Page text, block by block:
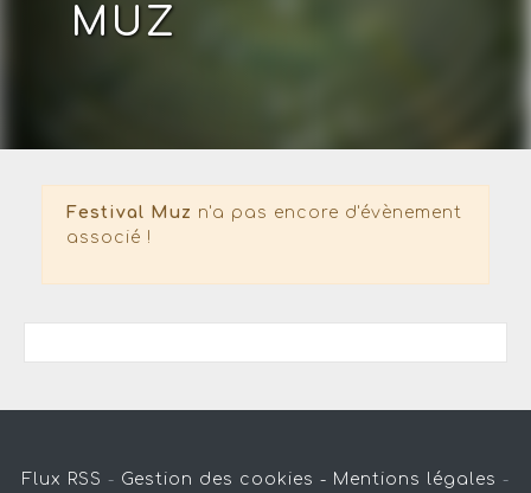
MUZ
Festival Muz n'a pas encore d'évènement
associé !
Flux RSS - Gestion des cookies - Mentions légales -